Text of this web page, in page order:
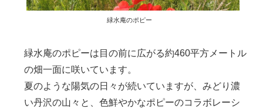
緑水庵のポピー
緑水庵のポピーは目の前に広がる約460平方メートル
の畑一面に咲いています。
夏のような陽気の日々が続いていますが、みどり濃
い丹沢の山々と、色鮮やかなポピーのコラボレーシ